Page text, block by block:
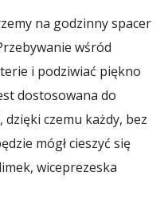
na godzinny spacer
wśród
i podziwiać piękno
dostosowana do
czemu każdy, bez
mógł cieszyć się
wiceprezeska